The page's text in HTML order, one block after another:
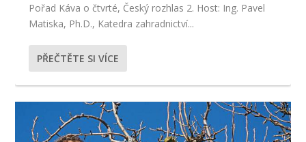
Pořad Káva o čtvrté, Český rozhlas 2. Host: Ing. Pavel
Matiska, Ph.D., Katedra zahradnictví...
PŘEČTĚTE SI VÍCE